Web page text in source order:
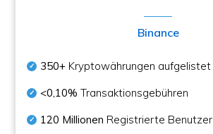
Binance
350+ Kryptowährungen aufgelistet
<0,10% Transaktionsgebühren
120 Millionen Registrierte Benutzer